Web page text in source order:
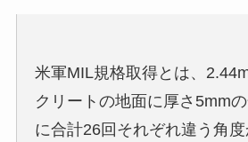
米軍MIL規格取得とは、
クリートの地面に厚さ5mm
に合計26回それぞれ違う角